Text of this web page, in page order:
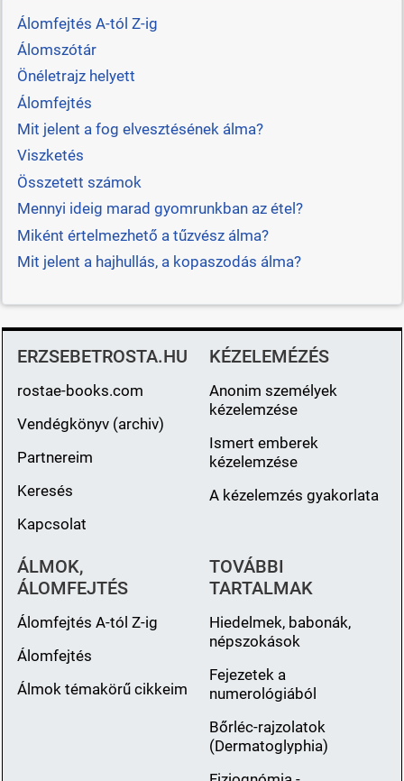
Álomfejtés A-tól Z-ig
Álomszótár
Önéletrajz helyett
Álomfejtés
Mit jelent a fog elvesztésének álma?
Viszketés
Összetett számok
Mennyi ideig marad gyomrunkban az étel?
Miként értelmezhető a tűzvész álma?
Mit jelent a hajhullás, a kopaszodás álma?
ERZSEBETROSTA.HU
rostae-books.com
Vendégkönyv (archiv)
Partnereim
Keresés
Kapcsolat
KÉZELEMÉZÉS
Anonim személyek
kézelemzése
Ismert emberek
kézelemzése
A kézelemzés gyakorlata
ÁLMOK,
ÁLOMFEJTÉS
Álomfejtés A-tól Z-ig
Álomfejtés
Álmok témakörű cikkeim
TOVÁBBI
TARTALMAK
Hiedelmek, babonák,
népszokások
Fejezetek a
numerológiából
Bőrléc-rajzolatok
(Dermatoglyphia)